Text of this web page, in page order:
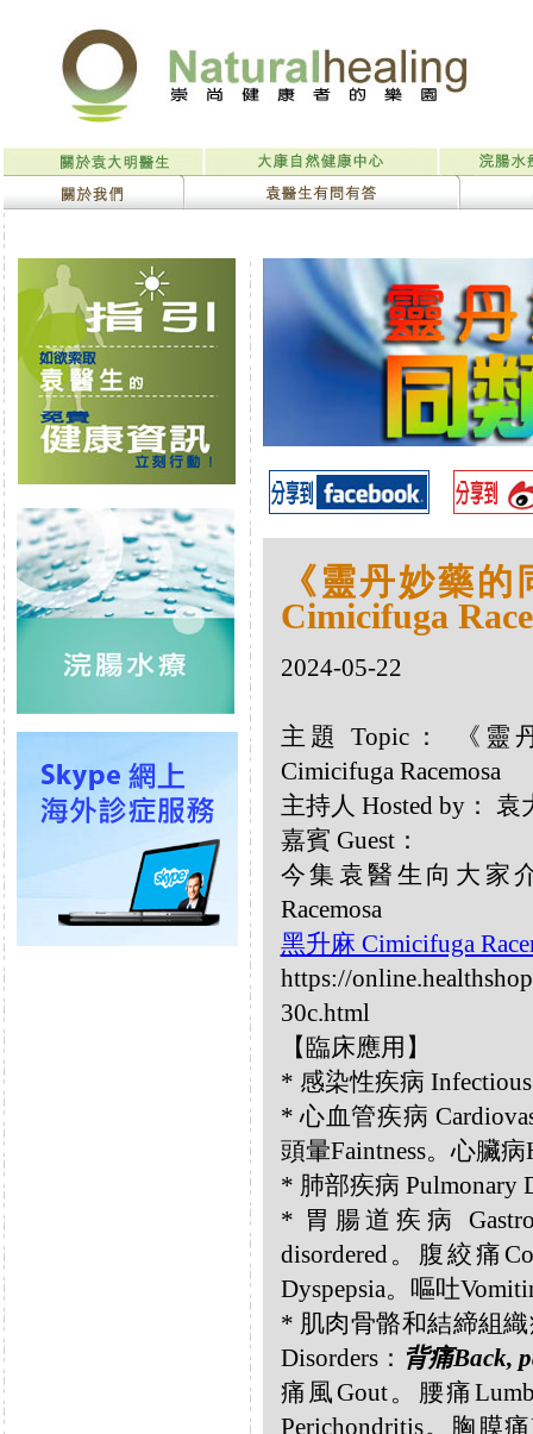
《靈丹妙藥
Cimicifuga
2024-05-22
主題 Topic： 《靈
Cimicifuga Racemosa
主持人 Hosted by：
嘉賓 Guest：
今集袁醫生向大家
Racemosa
黑升麻 Cimicifuga
https://
30c.html
【臨床應用】
* 感染性疾病 Infectious
* 心血管疾病
頭暈Faintness。心臟病
* 肺部疾病 Pulmonary
* 胃腸道疾病
disordered。腹絞痛
Dyspepsia。嘔吐
* 肌肉骨骼和結締組織
Disorders： 背痛Back,
痛風Gout。腰痛
Perichondritis。胸膜